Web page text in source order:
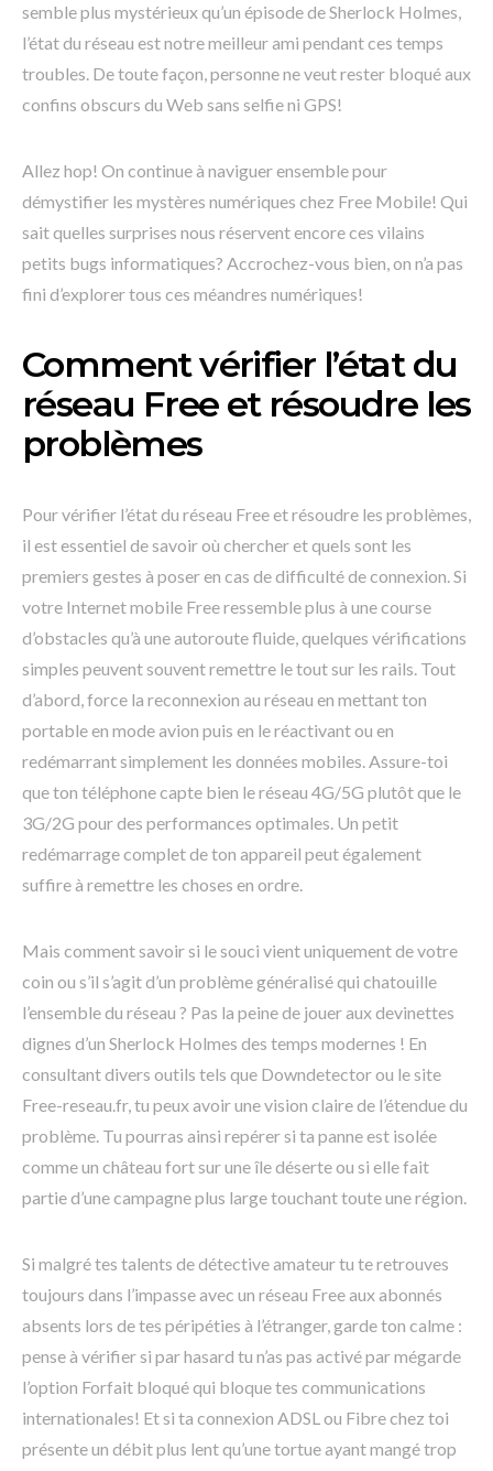
semble plus mystérieux qu’un épisode de Sherlock Holmes,
l’état du réseau est notre meilleur ami pendant ces temps
troubles. De toute façon, personne ne veut rester bloqué aux
confins obscurs du Web sans selfie ni GPS!
Allez hop! On continue à naviguer ensemble pour
démystifier les mystères numériques chez Free Mobile! Qui
sait quelles surprises nous réservent encore ces vilains
petits bugs informatiques? Accrochez-vous bien, on n’a pas
fini d’explorer tous ces méandres numériques!
Comment vérifier l’état du
réseau Free et résoudre les
problèmes
Pour vérifier l’état du réseau Free et résoudre les problèmes,
il est essentiel de savoir où chercher et quels sont les
premiers gestes à poser en cas de difficulté de connexion. Si
votre Internet mobile Free ressemble plus à une course
d’obstacles qu’à une autoroute fluide, quelques vérifications
simples peuvent souvent remettre le tout sur les rails. Tout
d’abord, force la reconnexion au réseau en mettant ton
portable en mode avion puis en le réactivant ou en
redémarrant simplement les données mobiles. Assure-toi
que ton téléphone capte bien le réseau 4G/5G plutôt que le
3G/2G pour des performances optimales. Un petit
redémarrage complet de ton appareil peut également
suffire à remettre les choses en ordre.
Mais comment savoir si le souci vient uniquement de votre
coin ou s’il s’agit d’un problème généralisé qui chatouille
l’ensemble du réseau ? Pas la peine de jouer aux devinettes
dignes d’un Sherlock Holmes des temps modernes ! En
consultant divers outils tels que Downdetector ou le site
Free-reseau.fr, tu peux avoir une vision claire de l’étendue du
problème. Tu pourras ainsi repérer si ta panne est isolée
comme un château fort sur une île déserte ou si elle fait
partie d’une campagne plus large touchant toute une région.
Si malgré tes talents de détective amateur tu te retrouves
toujours dans l’impasse avec un réseau Free aux abonnés
absents lors de tes péripéties à l’étranger, garde ton calme :
pense à vérifier si par hasard tu n’as pas activé par mégarde
l’option Forfait bloqué qui bloque tes communications
internationales! Et si ta connexion ADSL ou Fibre chez toi
présente un débit plus lent qu’une tortue ayant mangé trop